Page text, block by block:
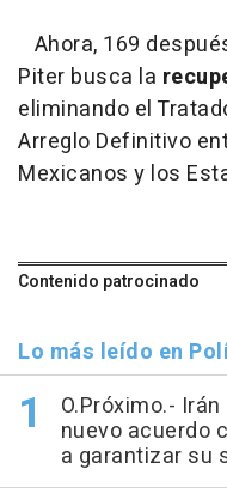
Ahora, 169
Piter busca la
eliminando el
Arreglo Definitivo
Mexicanos y los
Contenido patrocinado
Lo más leído en
O.Próximo.-
nuevo acuerdo
a garantizar su